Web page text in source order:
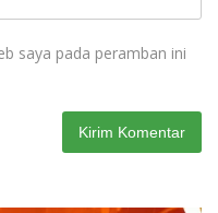
saya pada peramban ini